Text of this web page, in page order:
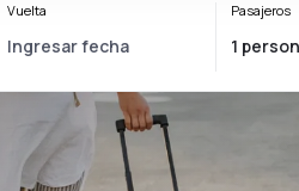
Vuelta Pasajeros